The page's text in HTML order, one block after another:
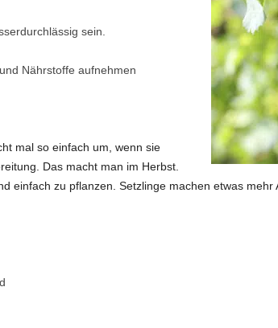
sein.
Nährstoffe aufnehmen
mal so einfach um, wenn sie
Das macht man im Herbst.
einfach zu pflanzen. Setzlinge machen etwas